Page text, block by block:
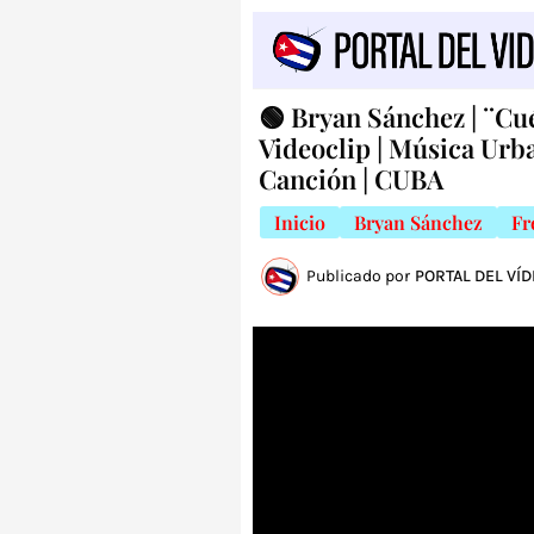
🟢 Bryan Sánchez |
Videoclip | Música
Canción | CUBA
Inicio Bryan Sánchez
Publicado por PORTAL DEL